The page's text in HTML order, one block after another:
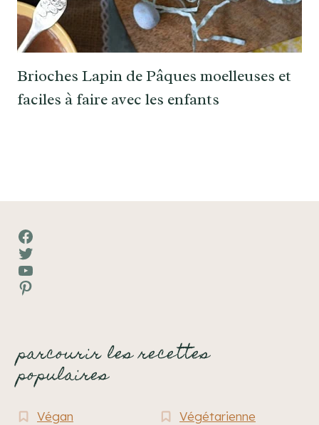
Brioches Lapin de Pâques moelleuses et
faciles à faire avec les enfants
Facebook
Twitter
YouTube
Pinterest
parcourir les recettes
populaires
Végan
Végétarienne